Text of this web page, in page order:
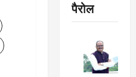
पैरोल